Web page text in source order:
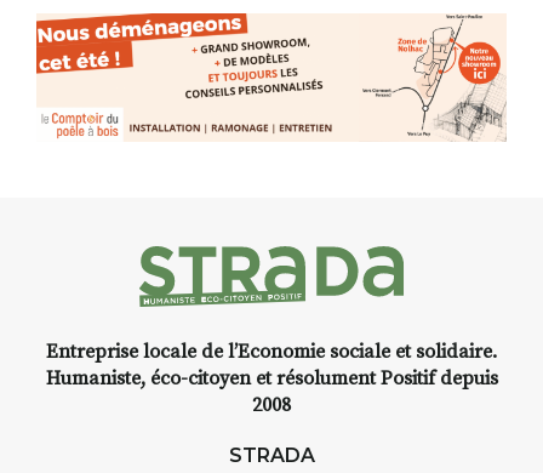
Entreprise locale de l’Economie sociale et solidaire.
Humaniste, éco-citoyen et résolument Positif depuis
2008
STRADA